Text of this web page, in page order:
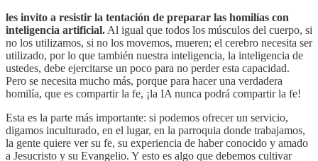
les invito a resistir la tentación de preparar las homilías con
inteligencia artificial. Al igual que todos los músculos del cuerpo, si
no los utilizamos, si no los movemos, mueren; el cerebro necesita ser
utilizado, por lo que también nuestra inteligencia, la inteligencia de
ustedes, debe ejercitarse un poco para no perder esta capacidad.
Pero se necesita mucho más, porque para hacer una verdadera
homilía, que es compartir la fe, ¡la IA nunca podrá compartir la fe!
Esta es la parte más importante: si podemos ofrecer un servicio,
digamos inculturado, en el lugar, en la parroquia donde trabajamos,
la gente quiere ver su fe, su experiencia de haber conocido y amado
a Jesucristo y su Evangelio. Y esto es algo que debemos cultivar